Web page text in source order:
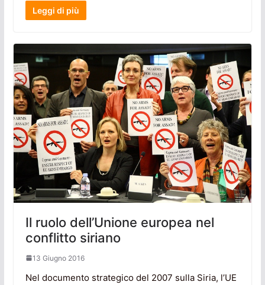
Leggi di più
Il ruolo dell’Unione europea nel
conflitto siriano
13 Giugno 2016
Nel documento strategico del 2007 sulla Siria, l’UE